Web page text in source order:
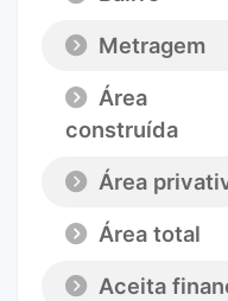
Metragem
Área
construída
Área
Área total
Aceita